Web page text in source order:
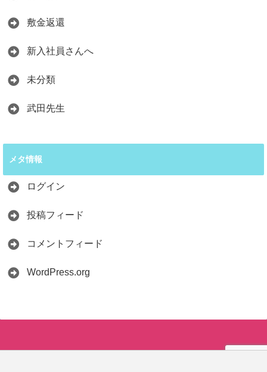
敷金返還
新入社員さんへ
未分類
武田先生
メタ情報
ログイン
投稿フィード
コメントフィード
WordPress.org